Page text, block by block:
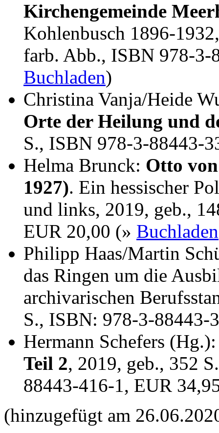
Kirchengemeinde
Kohlenbusch 1896-
farb. Abb., ISBN 978-3-
Buchladen)
Christina Vanja/Heide
Orte der Heilung und
S., ISBN 978-3-88443-
Helma Brunck: Otto
1927). Ein hessischer
und links, 2019, geb.,
EUR 20,00 (» Buchladen
Philipp Haas/Martin
das Ringen um die
archivarischen
S., ISBN: 978-3-
Hermann Schefers
Teil 2, 2019, geb., 352
88443-416-1, EUR
(hinzugefügt am